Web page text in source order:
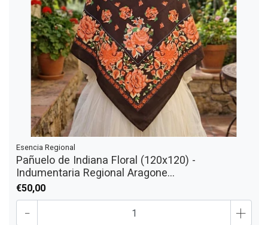
Esencia Regional
Pañuelo de Indiana Floral (120x120) -
Indumentaria Regional Aragone...
€50,00
- +